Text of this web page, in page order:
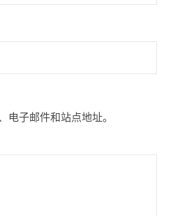
电子邮件和站点地址。